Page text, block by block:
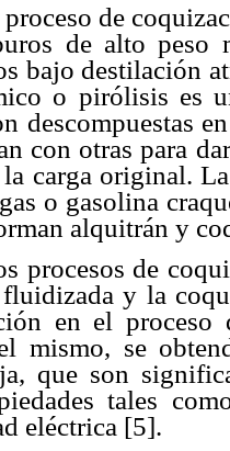
de
de alto peso
bajo destilación
o pirólisis es
descompuestas
con otras para
la carga original.
o gasolina
alquitrán y
procesos de
y la
en el
mismo, se
que son
tales
eléctrica [5].